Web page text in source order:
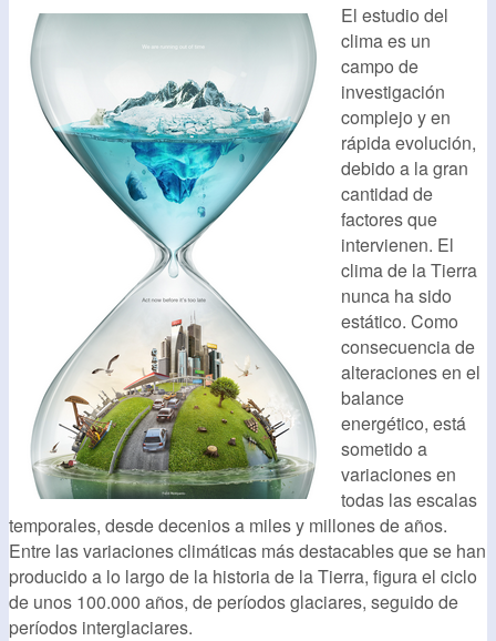
El estudio del
clima es un
campo de
investigación
complejo y en
rápida evolución,
debido a la gran
cantidad de
factores que
intervienen. El
clima de la Tierra
nunca ha sido
estático. Como
consecuencia de
alteraciones en el
balance
energético, está
sometido a
variaciones en
todas las escalas
temporales, desde decenios a miles y millones de años.
Entre las variaciones climáticas más destacables que se han
producido a lo largo de la historia de la Tierra, figura el ciclo
de unos 100.000 años, de períodos glaciares, seguido de
períodos interglaciares.